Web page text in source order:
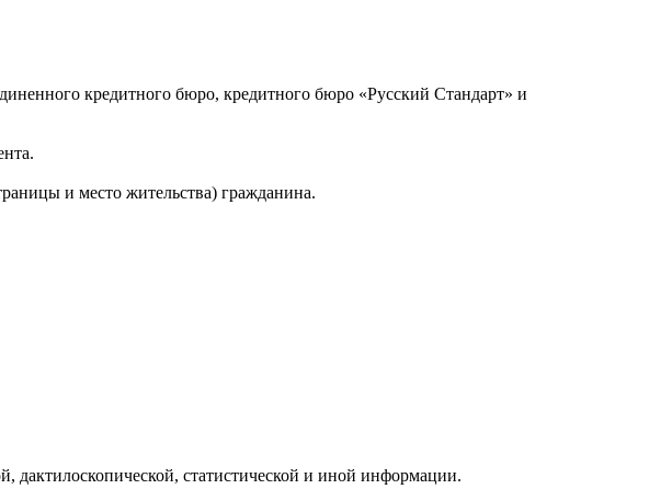
кредитного бюро, кредитного бюро «Русский Стандарт» и
и место жительства) гражданина.
дактилоскопической, статистической и иной информации.